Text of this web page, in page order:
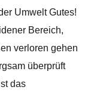
Umwelt Gutes!
Bereich,
verloren gehen
überprüft
das